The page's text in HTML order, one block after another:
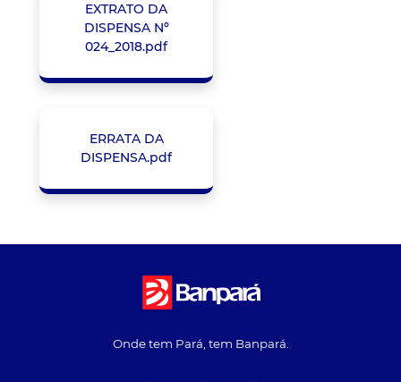
EXTRATO DA
DISPENSA Nº
024_2018.pdf
ERRATA DA
DISPENSA.pdf
Onde tem Pará, tem Banpará.